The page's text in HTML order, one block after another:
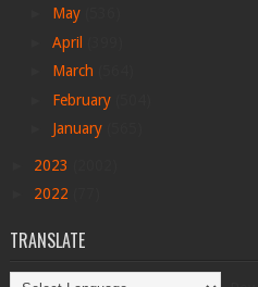
May
April
March
February
January
2023
2022
TRANSLATE